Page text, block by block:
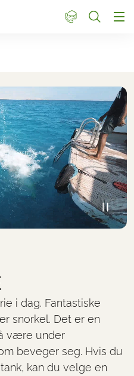
i dag. Fantastiske
snorkel. Det er en
være under
beveger seg. Hvis du
kan du velge en